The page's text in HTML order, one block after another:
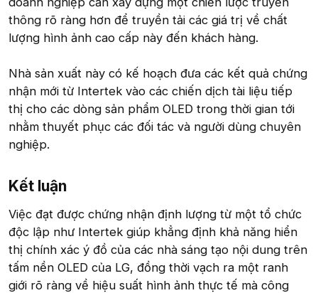
thông rõ ràng hơn để truyền tải các giá trị về chất
lượng hình ảnh cao cấp này đến khách hàng.
Nhà sản xuất này có kế hoạch đưa các kết quả chứng
nhận mới từ Intertek vào các chiến dịch tài liệu tiếp
thị cho các dòng sản phẩm OLED trong thời gian tới
nhằm thuyết phục các đối tác và người dùng chuyên
nghiệp.
Kết luận​
Việc đạt được chứng nhận định lượng từ một tổ chức
độc lập như Intertek giúp khẳng định khả năng hiển
thị chính xác ý đồ của các nhà sáng tạo nội dung trên
tấm nền OLED của LG, đồng thời vạch ra một ranh
giới rõ ràng về hiệu suất hình ảnh thực tế mà công